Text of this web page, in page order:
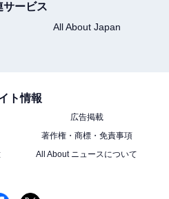
サービス
All About Japan
ト情報
広告掲載
著作権・商標・免責事項
All About ニュースについて